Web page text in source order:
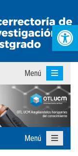
Menú
Menú